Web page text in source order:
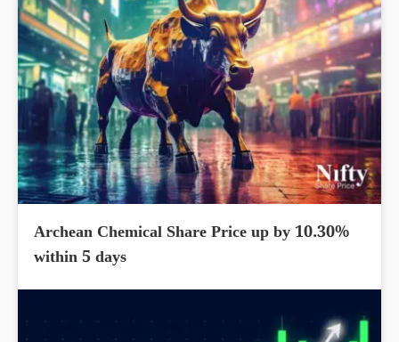
Archean Chemical Share Price up by 10.30%
within 5 days